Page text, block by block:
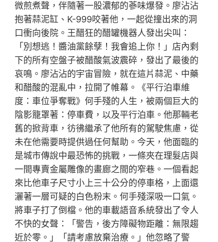
微煎煮聲，伴隨著一股濃郁的蔘味爆發。廖沾沾
抱著蒜泥缸、K-999咬著他，一起從撞出來的洞
口衝向後院。王醋狂的醋罐機器人發出尖叫：
「別想逃！醬油黨餘孽！我會追上你！」店內剩
下的所有空盤子被醋酸氣波震碎，發出了最後的
哀鳴。廖沾沾的宇宙冒險，就在這片蒜泥、中藥
和醋酸的混亂中，拉開了帷幕。《平行泊車維
度：車位爭奪戰》何手殘的人生，被兩個巨大的
陰影籠罩著：停車費，以及平行泊車。他那輛老
舊的掀背車，彷彿繼承了他所有的駕駛焦慮，從
未在他需要時提供過任何幫助。今天，他面臨的
是城市傳說中最恐怖的挑戰，一條夾在理髮店與
一間專賣金屬雕像的畫廊之間的窄巷。一個看起
來比他車子尺寸小上三十公分的停車格，上面還
灑著一層可疑的白色粉末。何手殘深吸一口氣。
將車子打了倒檔。他的車載語音系統發出了令人
不快的女聲：「警告，後方障礙物距離：無限趨
近於零。」「請考慮放棄治療。」他忽略了警